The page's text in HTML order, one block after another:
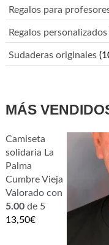
Regalos para
Regalos personalizados
Sudaderas originales
MÁS
Camiseta
solidaria La
Palma
Cumbre Vieja
Valorado con
5.00de 5
13,50€